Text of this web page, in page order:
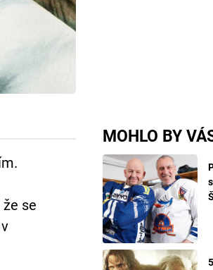
MOHLO BY
se